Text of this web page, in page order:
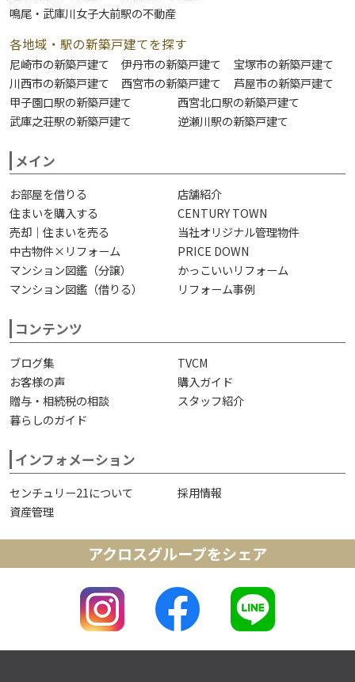
鳴尾・武庫川女子大前駅の不動産
各地域・駅の新築戸建てを探す
尼崎市の新築戸建て 伊丹市の新築戸建て
宝塚市の新築戸建て
川西市の新築戸建て
西宮市の新築戸建て
芦屋市の新築戸建て
甲子園口駅の新築戸建て
西宮北口駅の新築戸建て
武庫之荘駅の新築戸建て
逆瀬川駅の新築戸建て
メイン
お部屋を借りる
店舗紹介
住まいを購入する
CENTURY TOWN
売却｜住まいを売る
当社オリジナル管理物件
中古物件×リフォーム
PRICE DOWN
マンション図鑑（分譲）
かっこいいリフォーム
マンション図鑑（借りる）
リフォーム事例
コンテンツ
ブログ集
TVCM
お客様の声
購入ガイド
贈与・相続税の相談
スタッフ紹介
暮らしのガイド
インフォメーション
センチュリー21について
採用情報
資産管理
アクロスグループをシェア